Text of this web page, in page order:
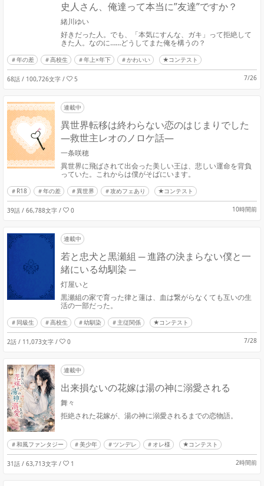
史人さん、俺達って本当に”友達”ですか？
緒川ゆい
好きだった人。でも、「本気にすんな、ガキ」って拒絶して
きた人。なのに……どうしてまた俺を構うの？
年の差 高校生 年上×年下 かわいい ★コンテスト
68話 / 100,726文字 / 5 7/26
連載中
異世界転移は終わらない恋のはじまりでした
―救世主レオのノロケ話―
一条咲穂
異世界に飛ばされて出会った美しい王は、悲しい運命を背負
っていた。これからは僕がそばにいます。
R18 年の差 異世界 攻めフェあり ★コンテスト
39話 / 66,788文字 / 0 10時間前
連載中
若と忠犬と黒瀬組 ─ 進路の決まらない僕と一
緒にいる幼馴染 ─
灯屋いと
黒瀬組の家で育った律と蓮は、血は繋がらなくても互いの生
活の一部だった。
同級生 高校生 幼馴染 主従関係 ★コンテスト
2話 / 11,073文字 / 0 7/28
連載中
出来損ないの花嫁は湯の神に溺愛される
舞々
拒絶された花嫁が、湯の神に溺愛されるまでの恋物語。
和風ファンタジー 美少年 ツンデレ オレ様 ★コンテスト
31話 / 63,713文字 / 1 2時間前